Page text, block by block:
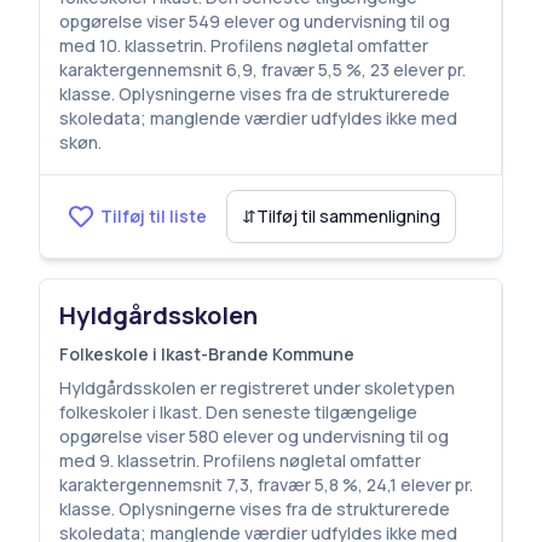
opgørelse viser 549 elever og undervisning til og
med 10. klassetrin. Profilens nøgletal omfatter
karaktergennemsnit 6,9, fravær 5,5 %, 23 elever pr.
klasse. Oplysningerne vises fra de strukturerede
skoledata; manglende værdier udfyldes ikke med
skøn.
Tilføj til liste ⇵Tilføj til sammenligning
Hyldgårdsskolen
Folkeskole i Ikast-Brande Kommune
Hyldgårdsskolen er registreret under skoletypen
folkeskoler i Ikast. Den seneste tilgængelige
opgørelse viser 580 elever og undervisning til og
med 9. klassetrin. Profilens nøgletal omfatter
karaktergennemsnit 7,3, fravær 5,8 %, 24,1 elever pr.
klasse. Oplysningerne vises fra de strukturerede
skoledata; manglende værdier udfyldes ikke med